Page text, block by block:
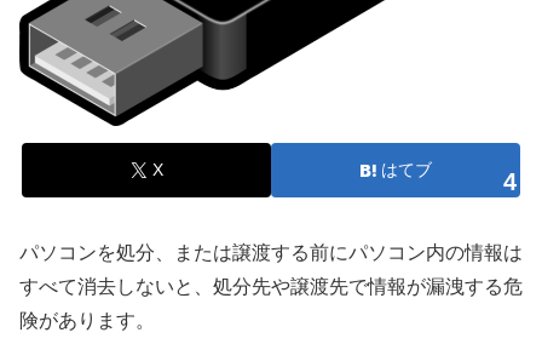
X はてブ 4
パソコンを処分、または譲渡する前にパソコン内の情報は
すべて消去しないと、処分先や譲渡先で情報が漏洩する危
険があります。